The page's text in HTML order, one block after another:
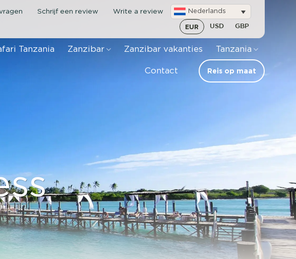
Schrijf een review Write a review Nederlands
EUR USD GBP
Tanzania Zanzibar Zanzibar vakanties Tanzania
Contact Reis op maat